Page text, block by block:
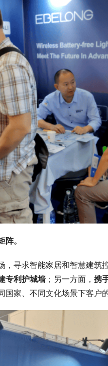
。
寻求智能家居和智慧建筑
专利护城墙；另一方面， 携
国家、不同文化场景下客户